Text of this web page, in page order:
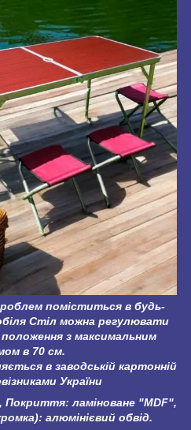
поміститься в будь-
Стіл можна регулювати
з максимальним
в 70 см.
в заводській картонній
України
Покриття: ламіноване "MDF",
алюмінієвий обвід.